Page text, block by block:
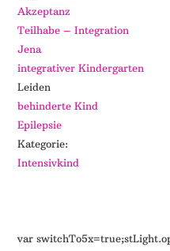
Akzeptanz
Teilhabe – Integration
Jena
integrativer Kindergarten
Leiden
behinderte Kind
Epilepsie
Kategorie:
Intensivkind
var